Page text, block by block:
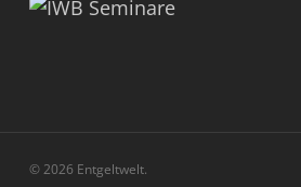
© 2026 Entgeltwelt.